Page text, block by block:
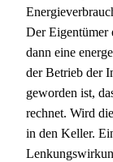
Der Eigentümer
dann eine
der Betrieb der
geworden ist,
rechnet. Wird
in den Keller.